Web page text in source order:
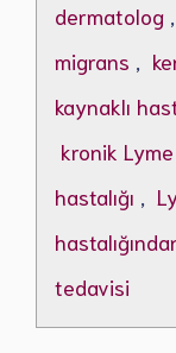
dermatolog ,
migrans ,
kaynaklı
kronik Lyme
hastalığı ,
tedavisi